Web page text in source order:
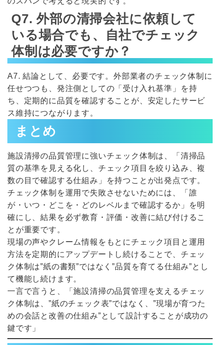
Q7. 外部の清掃会社に依頼して
いる場合でも、自社でチェック
体制は必要ですか？
A7. 結論として、必要です。外部業者のチェック体制に
任せつつも、発注側としての「受け入れ基準」を持
ち、定期的に品質を確認することが、安定したサービ
ス維持につながります。
まとめ
施設清掃の品質管理に強いチェック体制は、「清掃品
質の基準を見える化し、チェック項目を絞り込み、複
数の目で確認する仕組み」を持つことが出発点です。
チェック体制を運用で失敗させないためには、「誰
が・いつ・どこを・どのレベルまで確認するか」を明
確にし、結果を必ず教育・評価・改善に結び付けるこ
とが重要です。
現場の声やクレーム情報をもとにチェック項目と運用
方法を定期的にアップデートし続けることで、チェッ
ク体制は”紙の書類”ではなく”品質を育てる仕組み”とし
て機能し続けます。
一言で言うと、「施設清掃の品質管理を支えるチェッ
ク体制は、”紙のチェック表”ではなく、”現場が育つた
めの会話と改善の仕組み”として設計することが成功の
鍵です」